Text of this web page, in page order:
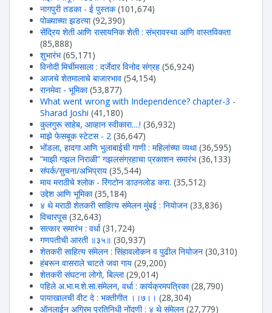
नागपुरी तडका - ई पुस्तक (101,674)
पोळ्याच्या झडत्या (92,390)
सेंद्रिय शेती आणि रासायनिक शेती : संभ्रावस्था आणि वास्तविकता
(85,888)
शुभारंभ (65,171)
विनोदी मिर्चीमसाला : दर्जेदार विनोद संग्रह (56,924)
आजचे शेतमालाचे बाजारभाव (54,154)
रानमेवा - भूमिका (53,877)
What went wrong with Independence? chapter-3 -
Sharad Joshi (41,180)
कुलगुरू साहेब, आव्हान स्वीकारा....! (36,932)
माझे फेसबूक स्टेटस - 2 (36,647)
भोंडला, हादगा आणि भुलाबाईची गाणी : महिलांच्या व्यथा (36,595)
“माझी गझल निराळी” गझलसंग्रहाचा प्रकाशन समारंभ (36,133)
संपर्क/सुचना/अभिप्राय (35,544)
माय मराठीचे श्लोक - रिंगटोन डाउनलोड करा. (35,512)
उद्देश आणि भूमिका (35,184)
४ थे मराठी शेतकरी साहित्य संमेलन मुंबई : नियोजन (33,836)
विचारपूस (32,643)
सत्कार समारंभ : वर्धा (31,724)
गणपतीची आरती ॥३५॥ (30,937)
शेतकरी साहित्य संमेलन : सिंहावलोकन व पुढील नियोजन (30,310)
हंबरून वासराले चाटते जवा गाय (29,200)
शेतकरी संघटना लोगो, बिल्ला (29,014)
पहिले अ.भा.म.शे.सा.संमेलन, वर्धा : कार्यक्रमपत्रिका (28,790)
पायाखालची वीट दे : भक्तीगीत ।।७।। (28,304)
ऑनलाईन अग्रिम प्रतिनिधी नोंदणी : ४ थे संमेलन (27,779)